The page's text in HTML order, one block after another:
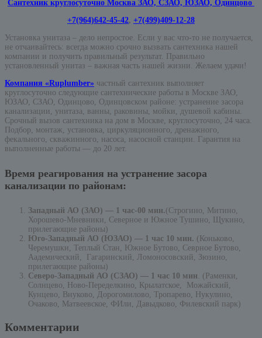
Сантехник круглосуточно Москва ЗАО, СЗАО, ЮЗАО, Одинцово
+7(964)642-45-42, +7(499)409-12-28
Установка унитаза – дело непростое. Если у вас что-то не получается,
не отчаивайтесь: всегда можно срочно вызвать сантехника нашей
компании и получить правильный результат. Правильно
установленный унитаз – важная часть нашей жизни. Желаем удачи!
Компания «Ruplumber» частный сантехник выполняет
круглосуточно следующие сантехнические работы в Москве ЗАО,
ЮЗАО, СЗАО, Одинцово, Одинцовском районе: устранение засора
канализации, унитаза, ванны, раковины, мойки, душевой кабины.
Срочный вызов сантехника на дом в Москве, круглосуточно, 24 часа.
Подбор, монтаж, установка, циркуляционного, дренажного,
фекального, скважинного, насоса, насосной станции. Гарантия на
выполненные работы — до 20 лет.
Время реагирования на устранение засора
канализации по районам:
Западный АО (ЗАО) — 1 час-00 мин.(Строгино, Митино,
Хорошево-Мневники, Северное и Южное Тушино, Щукино,
прилегающие районы)
Юго-Западный АО (ЮЗАО) — 1 час 10 мин. (Коньково,
Черемушки, Теплый Стан, Южное Бутово, Севрное Бутово,
Аадемический, Гагаринский, Ломоносовский, Зюзино,
прилегающие районы)
Северо-Западный АО (СЗАО) — 1 час 10 мин . (Раменки,
Солнцево, Ново-Переделкино, Крылатское, Можайский,
Кунцево, Внуково, Дорогомилово, Тропарево, Нукулино,
Очаково, Матвеевское, ФИли, Давыдково, Филевский парк)
Комментарии